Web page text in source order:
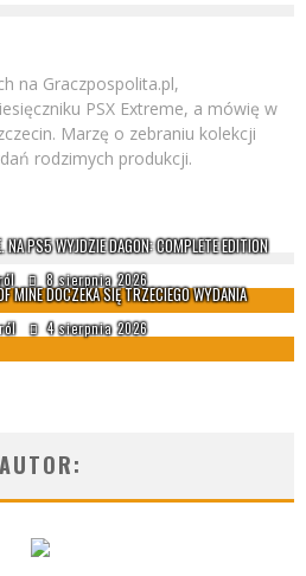
na Graczpospolita.pl,
PSX Extreme, a mówię w
Marzę o zebraniu kolekcji
rodzimych produkcji.
NA PS5 WYJDZIE DAGON: COMPLETE EDITION
8 sierpnia 2026
MINE DOCZEKA SIĘ TRZECIEGO WYDANIA
4 sierpnia 2026
AUTOR: